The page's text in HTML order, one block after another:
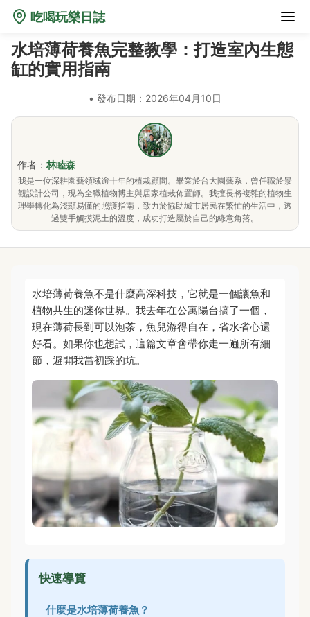
吃喝玩樂日誌
水培薄荷養魚完整教學：打造室內生態
缸的實用指南
• 發布日期：2026年04月10日
作者： 林睦森
我是一位深耕園藝領域逾十年的植栽顧問。畢業於台大園藝系，曾任職於景
觀設計公司，現為全職植物博主與居家植栽佈置師。我擅長將複雜的植物生
理學轉化為淺顯易懂的照護指南，致力於協助城市居民在繁忙的生活中，透
過雙手觸摸泥土的溫度，成功打造屬於自己的綠意角落。
水培薄荷養魚不是什麼高深科技，它就是一個讓魚和
植物共生的迷你世界。我去年在公寓陽台搞了一個，
現在薄荷長到可以泡茶，魚兒游得自在，省水省心還
好看。如果你也想試，這篇文章會帶你走一遍所有細
節，避開我當初踩的坑。
快速導覽
什麼是水培薄荷養魚？